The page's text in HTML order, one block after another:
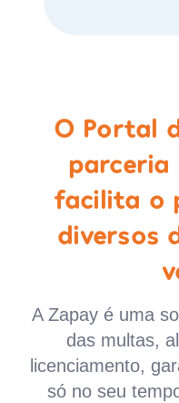
O Portal
parceria
facilita o
diversos
A Zapay é uma
das multas,
licenciamento,
só no seu